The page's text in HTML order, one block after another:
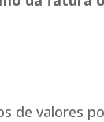
de valores